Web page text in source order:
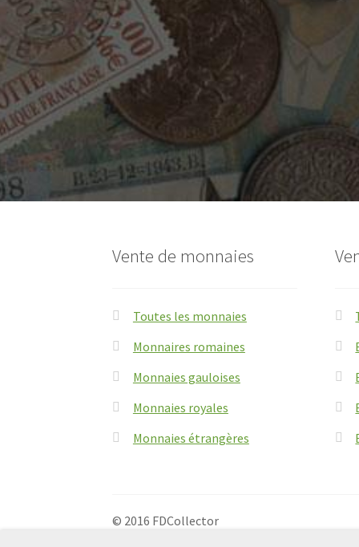
Vente de monnaies
Toutes les monnaies
Monnaires romaines
Monnaies gauloises
Monnaies royales
Monnaies étrangères
© 2016 FDCollector